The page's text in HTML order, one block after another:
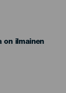
on ilmainen